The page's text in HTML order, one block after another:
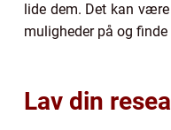
lide dem. Det kan
muligheder på og
Lav din